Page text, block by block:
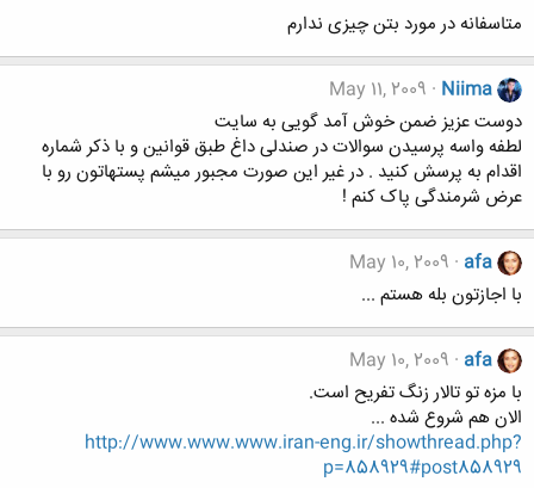
متاسفانه در مورد بتن چیزی ندارم
Niima
May 11, 2009
دوست عزیز ضمن خوش آمد گویی به سایت
لطفه واسه پرسیدن سوالات در صندلی داغ طبق قوانین و با ذکر شماره
اقدام به پرسش کنید . در غیر این صورت مجبور میشم پستهاتون رو با
عرض شرمندگی پاک کنم !
afa
May 10, 2009
با اجازتون بله هستم ...
afa
May 10, 2009
با مزه تو تالار زنگ تفریح است.
الان هم شروع شده ...
http://www.www.www.iran-eng.ir/showthread.php?
p=858929#post858929